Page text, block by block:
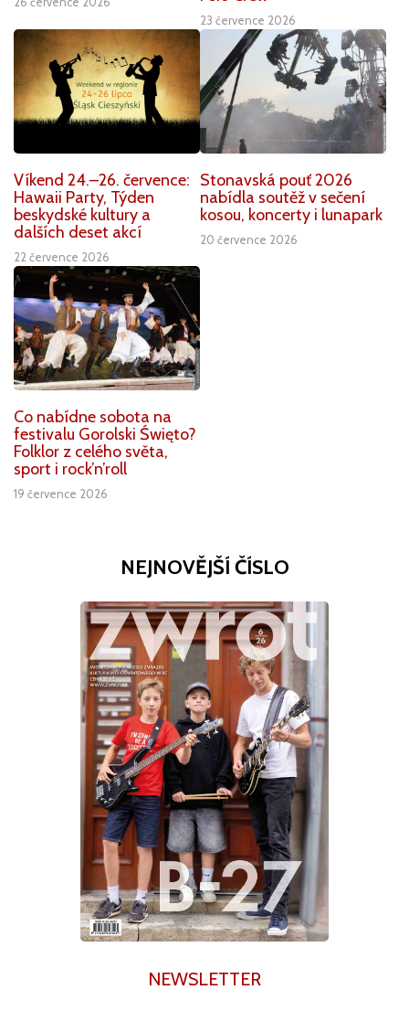
23 července 2026
Víkend 24.–26. července:
Hawaii Party, Týden
beskydské kultury a
dalších deset akcí
22 července 2026
Stonavská pouť 2026
nabídla soutěž v sečení
kosou, koncerty i lunapark
20 července 2026
Co nabídne sobota na
festivalu Gorolski Święto?
Folklor z celého světa,
sport i rock’n’roll
19 července 2026
NEJNOVĚJŠÍ ČÍSLO
NEWSLETTER